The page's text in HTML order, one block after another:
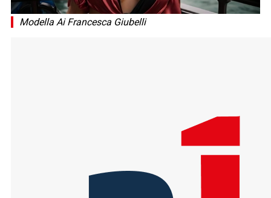
Modella Ai Francesca Giubelli